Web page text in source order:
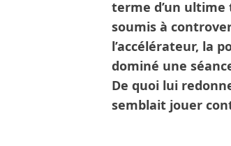
terme d’un ultime
soumis à
l’accélérateur, la
dominé une
De quoi lui
semblait jouer